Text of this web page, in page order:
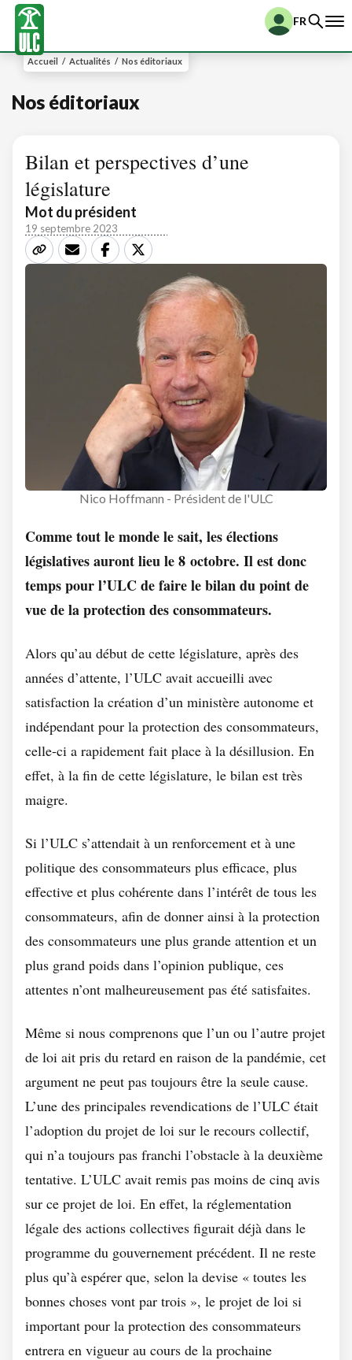
FR
Accueil / Actualités / Nos éditoriaux
Nos éditoriaux
Bilan et perspectives d’une
législature
Mot du président
19 septembre 2023
Nico Hoffmann - Président de l'ULC
Comme tout le monde le sait, les élections
législatives auront lieu le 8 octobre. Il est donc
temps pour l’ULC de faire le bilan du point de
vue de la protection des consommateurs.
Alors qu’au début de cette législature, après des
années d’attente, l’ULC avait accueilli avec
satisfaction la création d’un ministère autonome et
indépendant pour la protection des consommateurs,
celle-ci a rapidement fait place à la désillusion. En
effet, à la fin de cette législature, le bilan est très
maigre.
Si l’ULC s’attendait à un renforcement et à une
politique des consommateurs plus efficace, plus
effective et plus cohérente dans l’intérêt de tous les
consommateurs, afin de donner ainsi à la protection
des consommateurs une plus grande attention et un
plus grand poids dans l’opinion publique, ces
attentes n’ont malheureusement pas été satisfaites.
Même si nous comprenons que l’un ou l’autre projet
de loi ait pris du retard en raison de la pandémie, cet
argument ne peut pas toujours être la seule cause.
L’une des principales revendications de l’ULC était
l’adoption du projet de loi sur le recours collectif,
qui n’a toujours pas franchi l’obstacle à la deuxième
tentative. L’ULC avait remis pas moins de cinq avis
sur ce projet de loi. En effet, la réglementation
légale des actions collectives figurait déjà dans le
programme du gouvernement précédent. Il ne reste
plus qu’à espérer que, selon la devise « toutes les
bonnes choses vont par trois », le projet de loi si
important pour la protection des consommateurs
entrera en vigueur au cours de la prochaine